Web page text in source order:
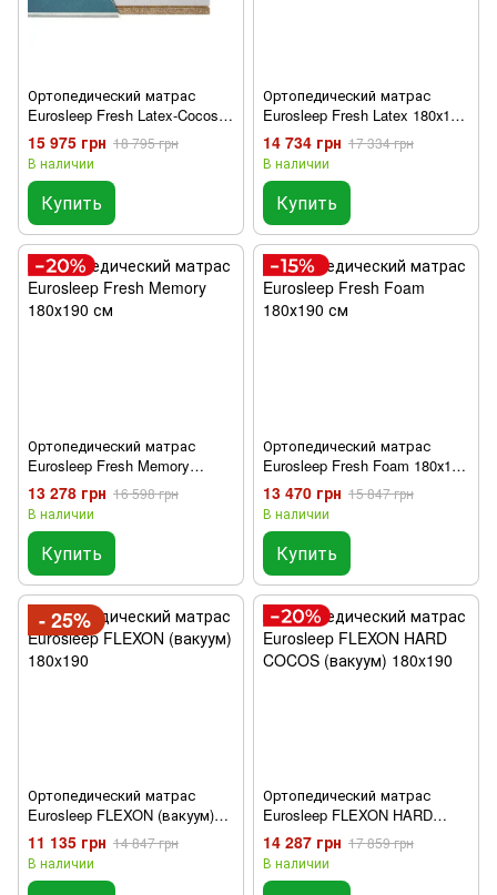
Ортопедический матрас
Eurosleep Fresh Latex-Cocos
180х190 см
15 975 грн 18 795 грн
В наличии
Купить
Ортопедический матрас
Eurosleep Fresh Latex 180х190
см
14 734 грн 17 334 грн
В наличии
Купить
Ортопедический матрас
Eurosleep Fresh Memory
180х190 см
13 278 грн 16 598 грн
В наличии
Купить
Ортопедический матрас
Eurosleep Fresh Foam 180х190
см
13 470 грн 15 847 грн
В наличии
Купить
- 25%
Ортопедический матрас
Eurosleep FLEXON (вакуум)
180x190
11 135 грн 14 847 грн
В наличии
Ортопедический матрас
Eurosleep FLEXON HARD
COCOS (вакуум) 180x190
14 287 грн 17 859 грн
В наличии